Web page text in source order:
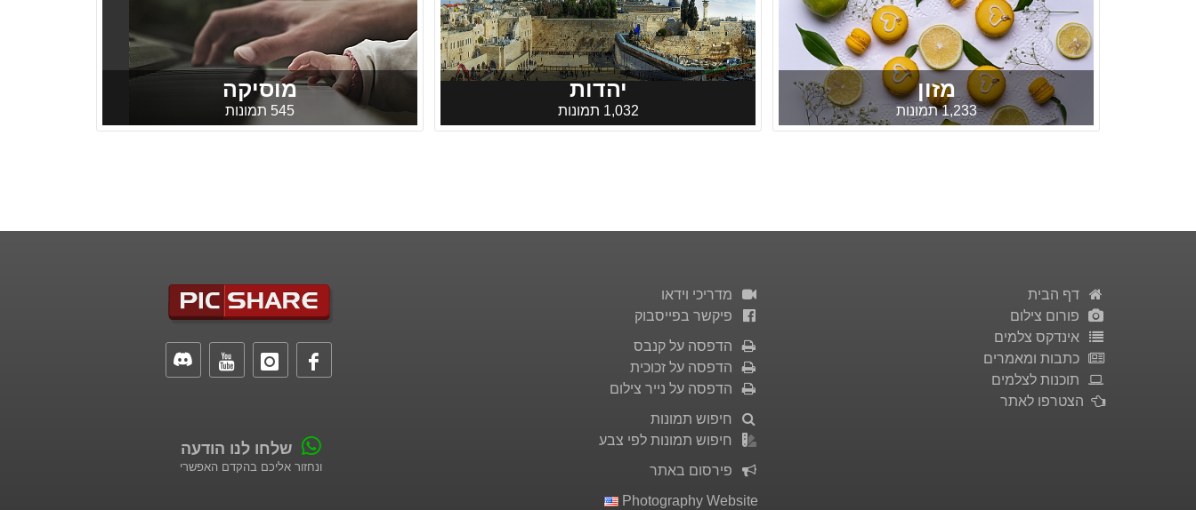
מזון
1,233 תמונות
יהדות
1,032 תמונות
מוסיקה
545 תמונות
שלחו לנו הודעה
ונחזור אליכם בהקדם האפשרי
מדריכי וידאו
פיקשר בפייסבוק
הדפסה על קנבס
הדפסה על זכוכית
הדפסה על נייר צילום
חיפוש תמונות
חיפוש תמונות לפי צבע
פירסום באתר
Photography Website
דף הבית
פורום צילום
אינדקס צלמים
כתבות ומאמרים
תוכנות לצלמים
הצטרפו לאתר